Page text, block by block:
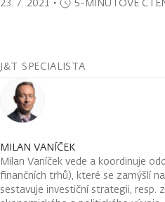
J&T SPECIALISTA
MILAN VANÍČEK
Milan Vaníček vede a koordinuje
finančních trhů), které se zamýšlí
sestavuje investiční strategii, resp.